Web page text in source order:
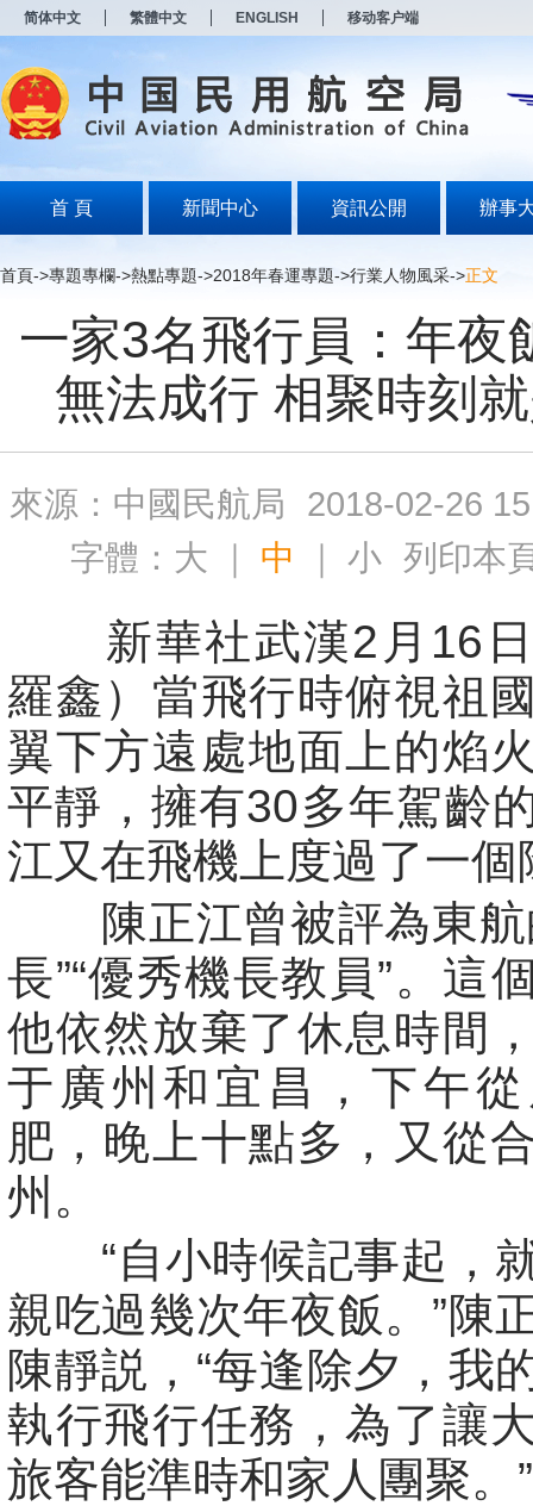
简体中文 繁體中文 ENGLISH 移动客户端
首 頁 新聞中心 資訊公開 辦事
首頁->專題專欄->熱點專題->2018年春運專題->行業人物風采->正文
一家3名飛行員：年夜
無法成行 相聚時刻
來源：中國民航局
2018-02-26
字體： 大 ｜ 中 ｜小 列印本
新華社武漢2月16日
羅鑫）當飛行時俯視祖
翼下方遠處地面上的焰
平靜，擁有30多年駕齡
江又在飛機上度過了一個
陳正江曾被評為東航
長”“優秀機長教員”。這
他依然放棄了休息時間
于廣州和宜昌，下午
肥，晚上十點多，又從
州。
“自小時候記事起，
親吃過幾次年夜飯。”陳
陳靜説，“每逢除夕，我
執行飛行任務，為了讓
旅客能準時和家人團聚。”
打
开
无
障
说
按
Alt
盲
式